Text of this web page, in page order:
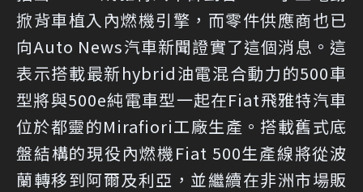
掀背車植入內燃機引擎，而零件供應商也已
向Auto News汽車新聞證實了這個消息。這
表示搭載最新hybrid油電混合動力的500車
型將與500e純電車型一起在Fiat飛雅特汽車
位於都靈的Mirafiori工廠生產。搭載舊式底
盤結構的現役內燃機Fiat 500生產線將從波
蘭轉移到阿爾及利亞，並繼續在非洲市場販